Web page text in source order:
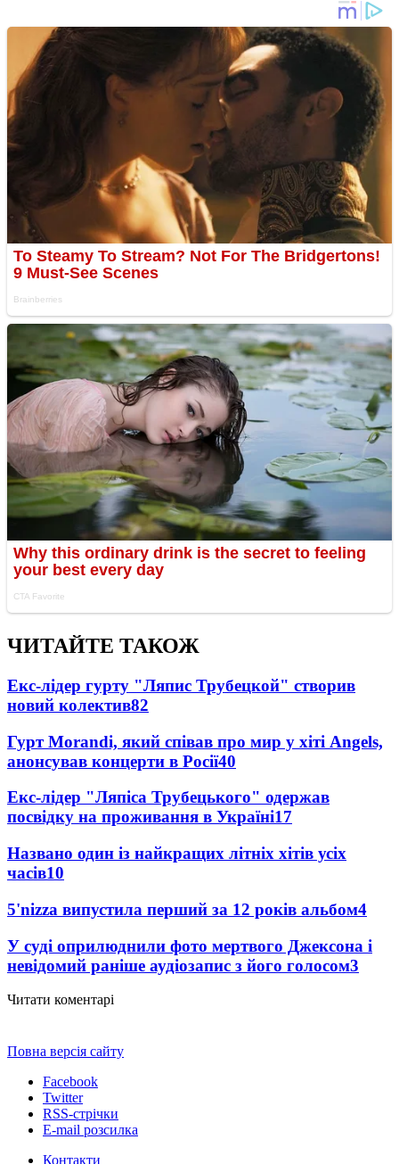
ЧИТАЙТЕ ТАКОЖ
Екс-лідер гурту "Ляпис Трубецкой" створив
новий колектив82
Гурт Morandi, який співав про мир у хіті Angels,
анонсував концерти в Росії40
Екс-лідер "Ляпіса Трубецького" одержав
посвідку на проживання в Україні17
Названо один із найкращих літніх хітів усіх
часів10
5'nizza випустила перший за 12 років альбом4
У суді оприлюднили фото мертвого Джексона і
невідомий раніше аудіозапис з його голосом3
Читати коментарі
Повна версія сайту
Facebook
Twitter
RSS-стрічки
E-mail розсилка
Контакти